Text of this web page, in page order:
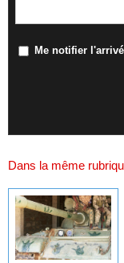
Me notifier
Dans la même